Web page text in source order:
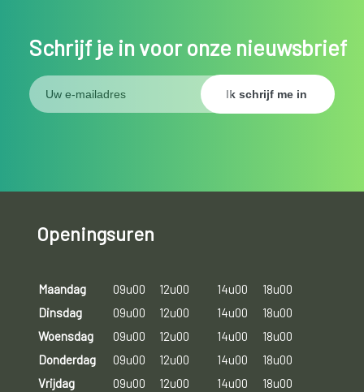
Schrijf je in voor onze nieuwsbrief
Openingsuren
Maandag 09u00 12u00 14u00
18u00
Dinsdag
09u00 12u00 14u00
18u00
Woensdag
09u00 12u00 14u00
18u00
Donderdag
09u00 12u00 14u00
18u00
Vrijdag
09u00 12u00 14u00
18u00